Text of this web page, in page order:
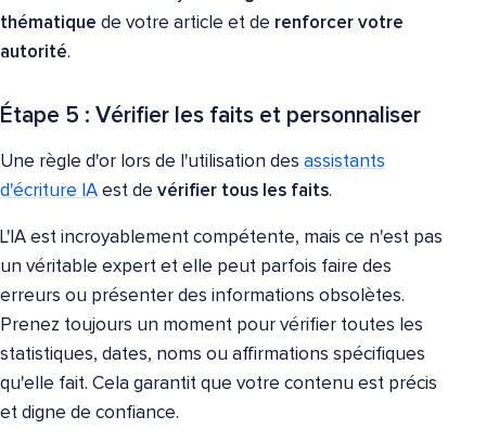
thématique de votre article et de renforcer votre
autorité.
Étape 5 : Vérifier les faits et personnaliser
Une règle d'or lors de l'utilisation des assistants
d'écriture IA est de vérifier tous les faits.
L'IA est incroyablement compétente, mais ce n'est pas
un véritable expert et elle peut parfois faire des
erreurs ou présenter des informations obsolètes.
Prenez toujours un moment pour vérifier toutes les
statistiques, dates, noms ou affirmations spécifiques
qu'elle fait. Cela garantit que votre contenu est précis
et digne de confiance.